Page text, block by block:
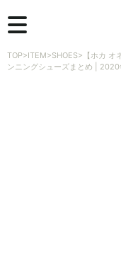
TOP>ITEM>SHOES> 【ホカ
ンニングシューズまとめ | 2020